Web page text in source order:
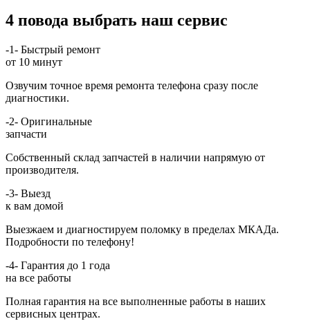
4 повода выбрать наш сервис
-1- Быстрый ремонт
от 10 минут
Озвучим точное время ремонта телефона сразу после
диагностики.
-2- Оригинальные
запчасти
Собственный склад запчастей в наличии напрямую от
производителя.
-3- Выезд
к вам домой
Выезжаем и диагностируем поломку в пределах МКАДа.
Подробности по телефону!
-4- Гарантия до 1 года
на все работы
Полная гарантия на все выполненные работы в наших
сервисных центрах.